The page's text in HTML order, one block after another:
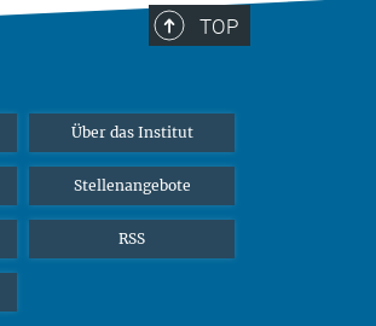
TOP
Über das Institut
Stellenangebote
RSS